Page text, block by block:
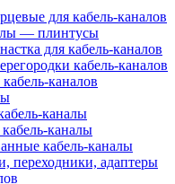
для кабель-каналов
— плинтусы
для кабель-каналов
кабель-каналов
каналов
каналы
каналы
кабель-каналы
переходники, адаптеры